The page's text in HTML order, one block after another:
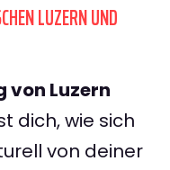
LUZERN UND
von Luzern
dich, wie sich
von deiner